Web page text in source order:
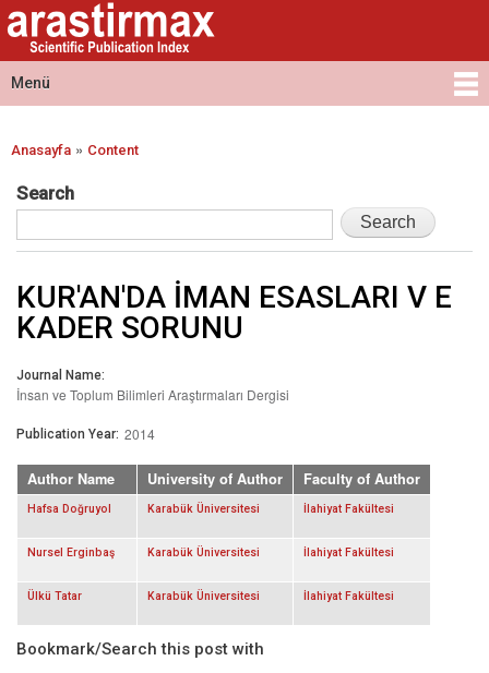
Ana
içeriğe
atla
Arastirmax
- Scientific
Publication
Index
Arastirmax
Scientific
Publication
Index
Menü
Ana menü
Buradasınız
Anasayfa » Content
Search
KUR'AN'DA İMAN ESASLARI V E
KADER SORUNU
Journal Name:
İnsan ve Toplum Bilimleri Araştırmaları Dergisi
Publication Year: 2014
Author Name University of Author Faculty of Author
Hafsa Doğruyol Karabük Üniversitesi İlahiyat Fakültesi
Nursel Erginbaş Karabük Üniversitesi İlahiyat Fakültesi
Ülkü Tatar Karabük Üniversitesi İlahiyat Fakültesi
Bookmark/Search this post with